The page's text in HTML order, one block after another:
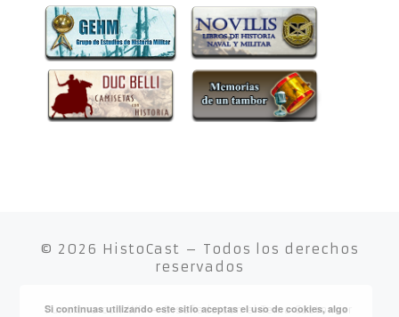
© 2026 HistoCast – Todos los derechos
reservados
Funciona conWP– Diseñado con elTema Customizr
Si continuas utilizando este sitio aceptas el uso de cookies, algo